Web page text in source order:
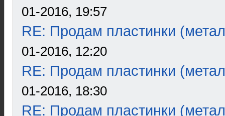
01-2016, 19:57
RE: Продам пластинки
01-2016, 12:20
RE: Продам пластинки
01-2016, 18:30
RE: Продам пластинки